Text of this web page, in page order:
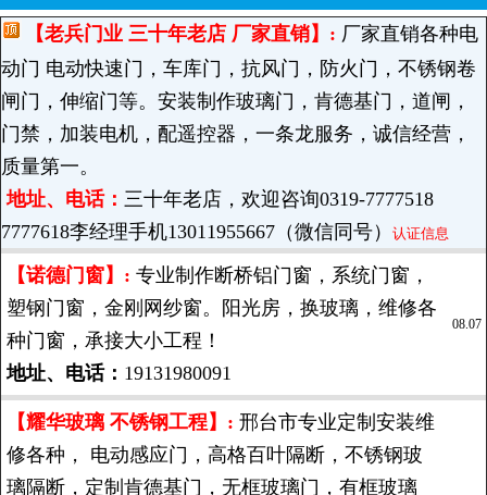
【老兵门业 三十年老店 厂家直销】: 厂家直销各种电
动门 电动快速门，车库门，抗风门，防火门，不锈钢卷
闸门，伸缩门等。安装制作玻璃门，肯德基门，道闸，
门禁，加装电机，配遥控器，一条龙服务，诚信经营，
质量第一。
地址、电话： 三十年老店，欢迎咨询0319-7777518
7777618李经理手机13011955667（微信同号）
认证信息
【诺德门窗】: 专业制作断桥铝门窗，系统门窗，
塑钢门窗，金刚网纱窗。阳光房，换玻璃，维修各
种门窗，承接大小工程！
地址、电话： 19131980091
08.07
【耀华玻璃 不锈钢工程】: 邢台市专业定制安装维
修各种， 电动感应门，高格百叶隔断，不锈钢玻
璃隔断，定制肯德基门，无框玻璃门，有框玻璃